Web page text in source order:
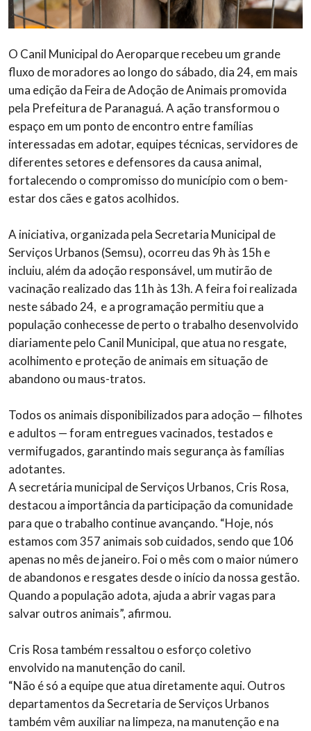
O Canil Municipal do Aeroparque recebeu um grande
fluxo de moradores ao longo do sábado, dia 24, em mais
uma edição da Feira de Adoção de Animais promovida
pela Prefeitura de Paranaguá. A ação transformou o
espaço em um ponto de encontro entre famílias
interessadas em adotar, equipes técnicas, servidores de
diferentes setores e defensores da causa animal,
fortalecendo o compromisso do município com o bem-
estar dos cães e gatos acolhidos.
A iniciativa, organizada pela Secretaria Municipal de
Serviços Urbanos (Semsu), ocorreu das 9h às 15h e
incluiu, além da adoção responsável, um mutirão de
vacinação realizado das 11h às 13h. A feira foi realizada
neste sábado 24, e a programação permitiu que a
população conhecesse de perto o trabalho desenvolvido
diariamente pelo Canil Municipal, que atua no resgate,
acolhimento e proteção de animais em situação de
abandono ou maus-tratos.
Todos os animais disponibilizados para adoção — filhotes
e adultos — foram entregues vacinados, testados e
vermifugados, garantindo mais segurança às famílias
adotantes.
A secretária municipal de Serviços Urbanos, Cris Rosa,
destacou a importância da participação da comunidade
para que o trabalho continue avançando. “Hoje, nós
estamos com 357 animais sob cuidados, sendo que 106
apenas no mês de janeiro. Foi o mês com o maior número
de abandonos e resgates desde o início da nossa gestão.
Quando a população adota, ajuda a abrir vagas para
salvar outros animais”, afirmou.
Cris Rosa também ressaltou o esforço coletivo
envolvido na manutenção do canil.
“Não é só a equipe que atua diretamente aqui. Outros
departamentos da Secretaria de Serviços Urbanos
também vêm auxiliar na limpeza, na manutenção e na